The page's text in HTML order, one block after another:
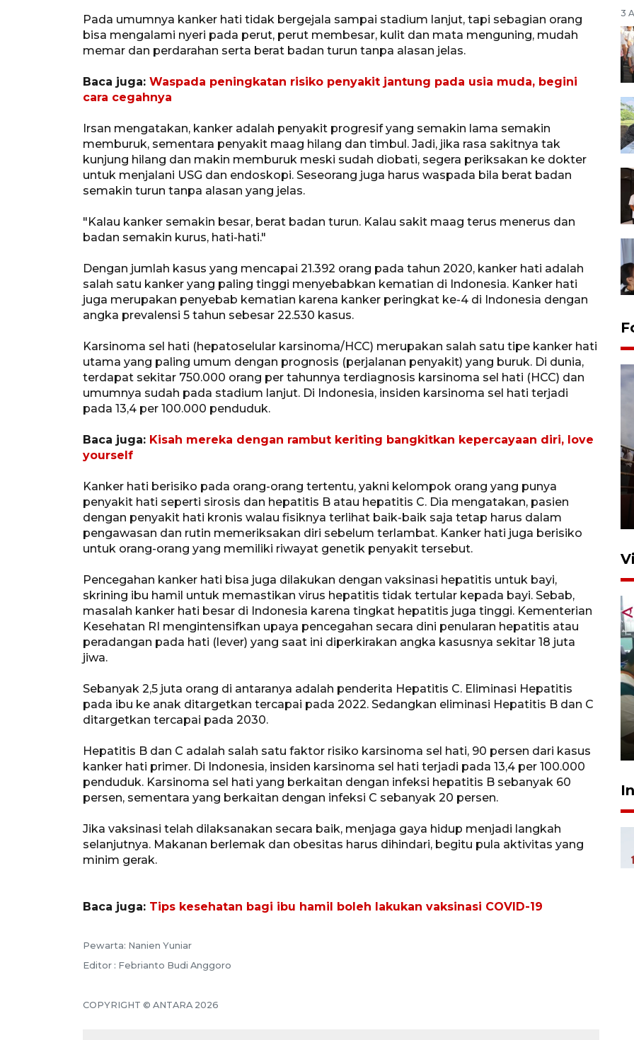
Pada umumnya kanker hati tidak bergejala sampai stadium lanjut, tapi sebagian orang
bisa mengalami nyeri pada perut, perut membesar, kulit dan mata menguning, mudah
memar dan perdarahan serta berat badan turun tanpa alasan jelas.
Baca juga: Waspada peningkatan risiko penyakit jantung pada usia muda, begini
cara cegahnya
Irsan mengatakan, kanker adalah penyakit progresif yang semakin lama semakin
memburuk, sementara penyakit maag hilang dan timbul. Jadi, jika rasa sakitnya tak
kunjung hilang dan makin memburuk meski sudah diobati, segera periksakan ke dokter
untuk menjalani USG dan endoskopi. Seseorang juga harus waspada bila berat badan
semakin turun tanpa alasan yang jelas.
"Kalau kanker semakin besar, berat badan turun. Kalau sakit maag terus menerus dan
badan semakin kurus, hati-hati."
Dengan jumlah kasus yang mencapai 21.392 orang pada tahun 2020, kanker hati adalah
salah satu kanker yang paling tinggi menyebabkan kematian di Indonesia. Kanker hati
juga merupakan penyebab kematian karena kanker peringkat ke-4 di Indonesia dengan
angka prevalensi 5 tahun sebesar 22.530 kasus.
Karsinoma sel hati (hepatoselular karsinoma/HCC) merupakan salah satu tipe kanker hati
utama yang paling umum dengan prognosis (perjalanan penyakit) yang buruk. Di dunia,
terdapat sekitar 750.000 orang per tahunnya terdiagnosis karsinoma sel hati (HCC) dan
umumnya sudah pada stadium lanjut. Di Indonesia, insiden karsinoma sel hati terjadi
pada 13,4 per 100.000 penduduk.
Baca juga: Kisah mereka dengan rambut keriting bangkitkan kepercayaan diri, love
yourself
Kanker hati berisiko pada orang-orang tertentu, yakni kelompok orang yang punya
penyakit hati seperti sirosis dan hepatitis B atau hepatitis C. Dia mengatakan, pasien
dengan penyakit hati kronis walau fisiknya terlihat baik-baik saja tetap harus dalam
pengawasan dan rutin memeriksakan diri sebelum terlambat. Kanker hati juga berisiko
untuk orang-orang yang memiliki riwayat genetik penyakit tersebut.
Pencegahan kanker hati bisa juga dilakukan dengan vaksinasi hepatitis untuk bayi,
skrining ibu hamil untuk memastikan virus hepatitis tidak tertular kepada bayi. Sebab,
masalah kanker hati besar di Indonesia karena tingkat hepatitis juga tinggi. Kementerian
Kesehatan RI mengintensifkan upaya pencegahan secara dini penularan hepatitis atau
peradangan pada hati (lever) yang saat ini diperkirakan angka kasusnya sekitar 18 juta
jiwa.
Sebanyak 2,5 juta orang di antaranya adalah penderita Hepatitis C. Eliminasi Hepatitis
pada ibu ke anak ditargetkan tercapai pada 2022. Sedangkan eliminasi Hepatitis B dan C
ditargetkan tercapai pada 2030.
Hepatitis B dan C adalah salah satu faktor risiko karsinoma sel hati, 90 persen dari kasus
kanker hati primer. Di Indonesia, insiden karsinoma sel hati terjadi pada 13,4 per 100.000
penduduk. Karsinoma sel hati yang berkaitan dengan infeksi hepatitis B sebanyak 60
persen, sementara yang berkaitan dengan infeksi C sebanyak 20 persen.
Jika vaksinasi telah dilaksanakan secara baik, menjaga gaya hidup menjadi langkah
selanjutnya. Makanan berlemak dan obesitas harus dihindari, begitu pula aktivitas yang
minim gerak.
Baca juga: Tips kesehatan bagi ibu hamil boleh lakukan vaksinasi COVID-19
Pewarta: Nanien Yuniar
Editor : Febrianto Budi Anggoro
COPYRIGHT © ANTARA 2026
3
Pasar Higienis
Ambon ajak semua pihak buka
ruang pada anak di lembaga